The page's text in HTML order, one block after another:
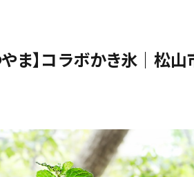
ま】コラボかき氷｜松